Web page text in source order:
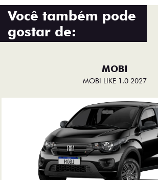
Você também pode
gostar de:
MOBI
MOBI LIKE 1.0 2027